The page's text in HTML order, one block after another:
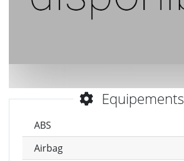
Equipements
ABS
Airbag